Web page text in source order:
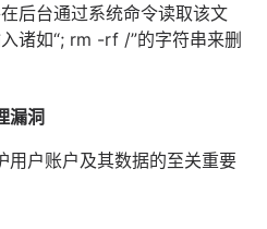
后台通过系统命令读取该文
诸如“; rm -rf /”的字符串来删
漏洞
用户账户及其数据的至关重要